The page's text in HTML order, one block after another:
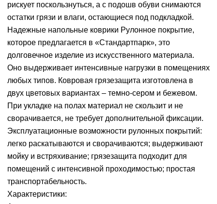
рискует поскользнуться, а с подошв обуви снимаются
остатки грязи и влаги, остающиеся под подкладкой.
Надежные напольные коврики Рулонное покрытие,
которое предлагается в «Стандартпарк», это
долговечное изделие из искусственного материала.
Оно выдерживает интенсивные нагрузки в помещениях
любых типов. Ковровая грязезащита изготовлена в
двух цветовых вариантах – темно-сером и бежевом.
При укладке на полах материал не скользит и не
сворачивается, не требует дополнительной фиксации.
Эксплуатационные возможности рулонных покрытий:
легко раскатываются и сворачиваются; выдерживают
мойку и встряхивание; грязезащита подходит для
помещений с интенсивной проходимостью; простая
транспортабельность.
Характеристики: